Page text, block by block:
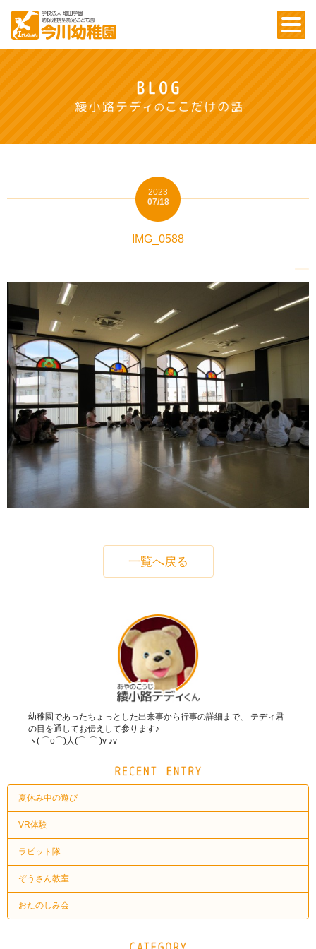
2023
07/18
IMG_0588
一覧へ戻る
幼稚園であったちょっとした出来事から行事の詳細まで、 テディ君
の目を通してお伝えして参ります♪
ヽ( ⌒o⌒)人(⌒-⌒ )v ♪v
夏休み中の遊び
VR体験
ラビット隊
ぞうさん教室
おたのしみ会